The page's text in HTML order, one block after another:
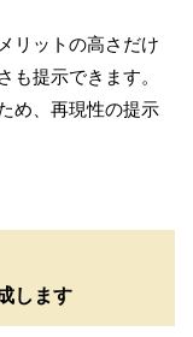
リットの高さだけ
提示できます。
め、再現性の提示
します